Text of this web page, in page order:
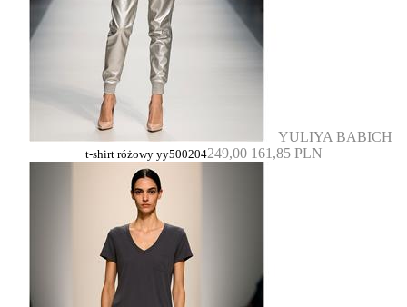
YULIYA BABICH
t-shirt różowy yy500204249,00 161,85 PLN